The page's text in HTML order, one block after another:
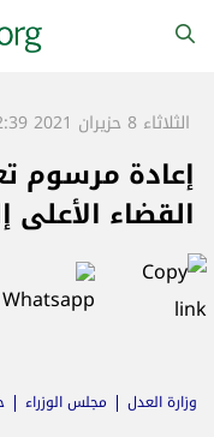
الثلاثاء 8 حزيران 2021 18:02:39
إعادة مرسوم
القضاء
وزارة العدل مجلس الوزراء